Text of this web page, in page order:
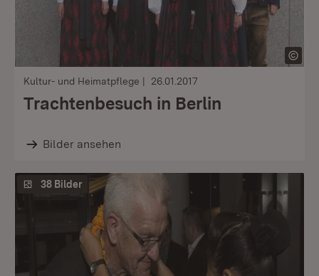
Kultur- und Heimatpflege 26.01.2017
Trachtenbesuch in Berlin
Bilder ansehen
38 Bilder